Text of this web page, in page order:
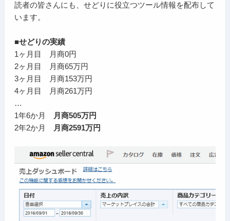
読者の皆さんにも、せどりに役立つツール情報を配布して
います。
■せどりの実績
1ヶ月目 月商0円
2ヶ月目 月商65万円
3ヶ月目 月商153万円
4ヶ月目 月商261万円
…
1年6か月
月商505万円
2年2か月
月商2591万円